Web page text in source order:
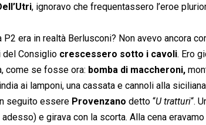
, ignoravo che frequentassero l’eroe
era in realtà Berlusconi? Non avevo ancora
del Consiglio crescessero sotto i cavoli. Ero
come se fosse ora: bomba di maccheroni,
ai lamponi, una cassata e cannoli alla
seguito essere Provenzano detto “U tratturi“.
e girava con la scorta. Alla cena